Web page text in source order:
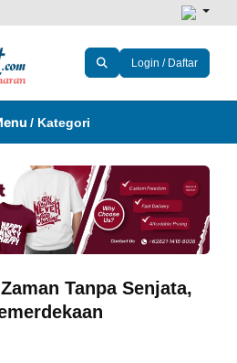
Login / Daftar
/ Kategori
Tanpa Senjata,